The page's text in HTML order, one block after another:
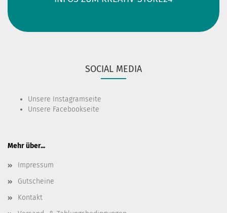
SOCIAL MEDIA
Unsere Instagramseite
Unsere Facebookseite
Mehr über...
Impressum
Gutscheine
Kontakt